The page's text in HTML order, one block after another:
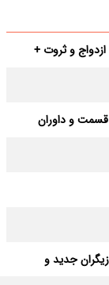
و ثروت +
جدید و